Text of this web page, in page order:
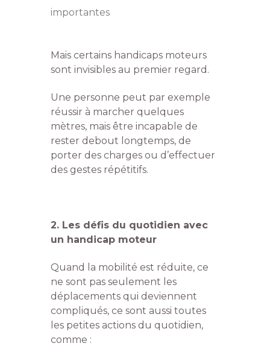
importantes
Mais certains handicaps moteurs
sont invisibles au premier regard.
Une personne peut par exemple
réussir à marcher quelques
mètres, mais être incapable de
rester debout longtemps, de
porter des charges ou d’effectuer
des gestes répétitifs.
2. Les défis du quotidien avec
un handicap moteur
Quand la mobilité est réduite, ce
ne sont pas seulement les
déplacements qui deviennent
compliqués, ce sont aussi toutes
les petites actions du quotidien,
comme :